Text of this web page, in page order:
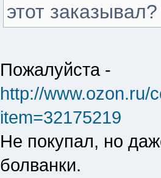
этот заказывал?
Пожалуйста -
http://www.ozon.ru/
item=32175219
Не покупал, но
болванки.